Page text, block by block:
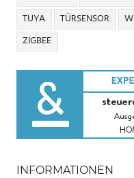
TUYA
TÜRSENSOR
ZIGBEE
INFORMATIONEN